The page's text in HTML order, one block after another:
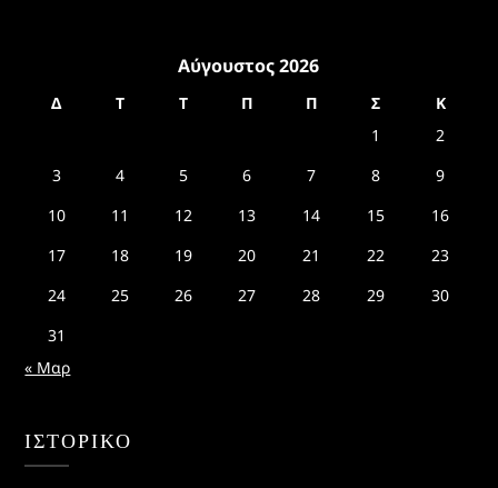
Αύγουστος 2026
Δ Τ Τ Π Π Σ
Κ
1
2
3
4 5 6 7 8
9
10
11 12 13 14 15
16
17
18 19 20 21 22
23
24
25 26 27 28 29
30
31
« Μαρ
ΙΣΤΟΡΙΚΌ